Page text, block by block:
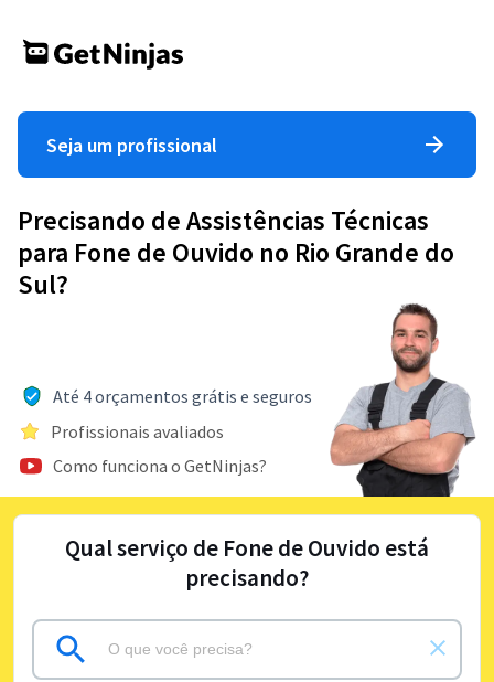
Seja um profissional
Precisando de Assistências Técnicas
para Fone de Ouvido no Rio Grande do
Sul?
Até 4 orçamentos grátis e seguros
Profissionais avaliados
Como funciona o GetNinjas?
Qual serviço de Fone de Ouvido está
precisando?